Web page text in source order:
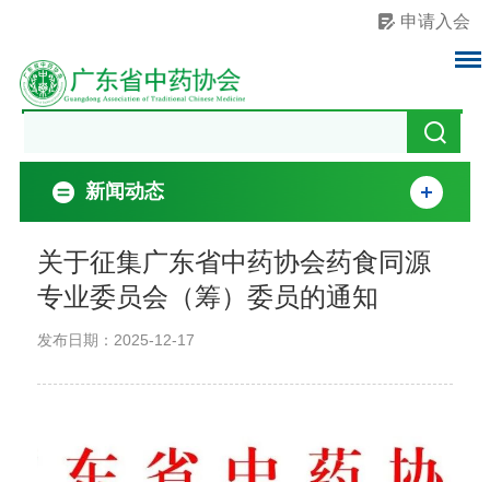
申请入会
新闻动态
关于征集广东省中药协会药食同源
专业委员会（筹）委员的通知
发布日期：2025-12-17